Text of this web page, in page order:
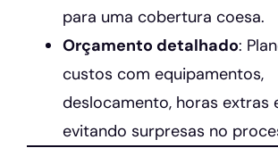
para uma cobertura coesa.
Orçamento detalhado:
custos com equipamentos,
deslocamento, horas extras
evitando surpresas no